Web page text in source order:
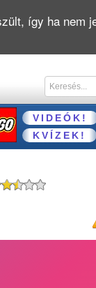
VIDEÓK!
KVÍZEK!
így ha nem